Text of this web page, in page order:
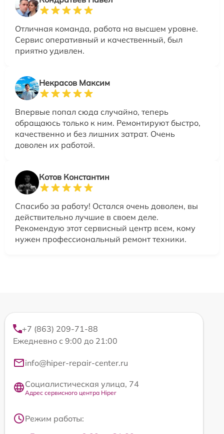
Отличная команда, работа на высшем уровне.
Сервис оперативный и качественный, был
приятно удивлен.
Некрасов Максим
Впервые попал сюда случайно, теперь
обращаюсь только к ним. Ремонтируют быстро,
качественно и без лишних затрат. Очень
доволен их работой.
Котов Константин
Спасибо за работу! Остался очень доволен, вы
действительно лучшие в своем деле.
Рекомендую этот сервисный центр всем, кому
нужен профессиональный ремонт техники.
+7 (863) 209-71-88
Ежедневно с 9:00 до 21:00
info@hiper-repair-center.ru
Социалистическая улица, 74
Адрес сервисного центра Hiper
Режим работы: